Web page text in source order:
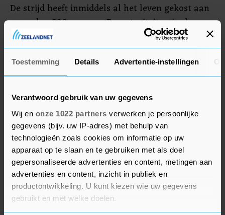
Toestemming Details Advertentie-instellingen
Verantwoord gebruik van uw gegevens
Wij en onze 1022 partners verwerken je persoonlijke
gegevens (bijv. uw IP-adres) met behulp van
technologieën zoals cookies om informatie op uw
apparaat op te slaan en te gebruiken met als doel
gepersonaliseerde advertenties en content, metingen aan
advertenties en content, inzicht in publiek en
productontwikkeling. U kunt kiezen wie uw gegevens
gebruikt en met welke doelen.
De strijd heeft inmiddels al het leven gekost aan
meer dan 200 mensen. De autoriteiten in de
Gazastrook spreken over 197 doden, onder wie 58
kinderen. In Israël zijn tien doden gemeld. Ook
raakten aan beide kanten van de grens veel
mensen gewond.